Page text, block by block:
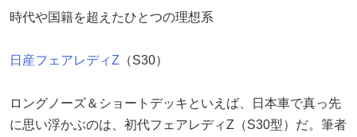
時代や国籍を超えたひとつの理想系
日産フェアレディZ （S30）
ロングノーズ＆ショートデッキといえば、日本車で真っ先
に思い浮かぶのは、初代フェアレディZ（S30型）だ。筆者